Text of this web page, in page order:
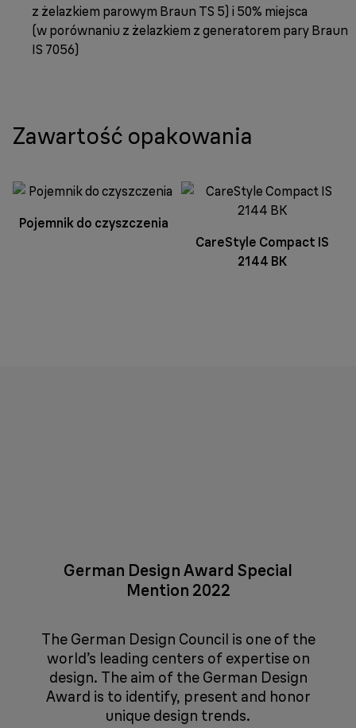
z żelazkiem parowym Braun TS 5) i 50% miejsca
(w porównaniu z żelazkiem z generatorem pary Braun
IS 7056)
Zawartość opakowania
Pojemnik do czyszczenia
CareStyle Compact IS
2144 BK
German Design Award Special
Mention 2022
The German Design Council is one of the
world’s leading centers of expertise on
design. The aim of the German Design
Award is to identify, present and honor
unique design trends.